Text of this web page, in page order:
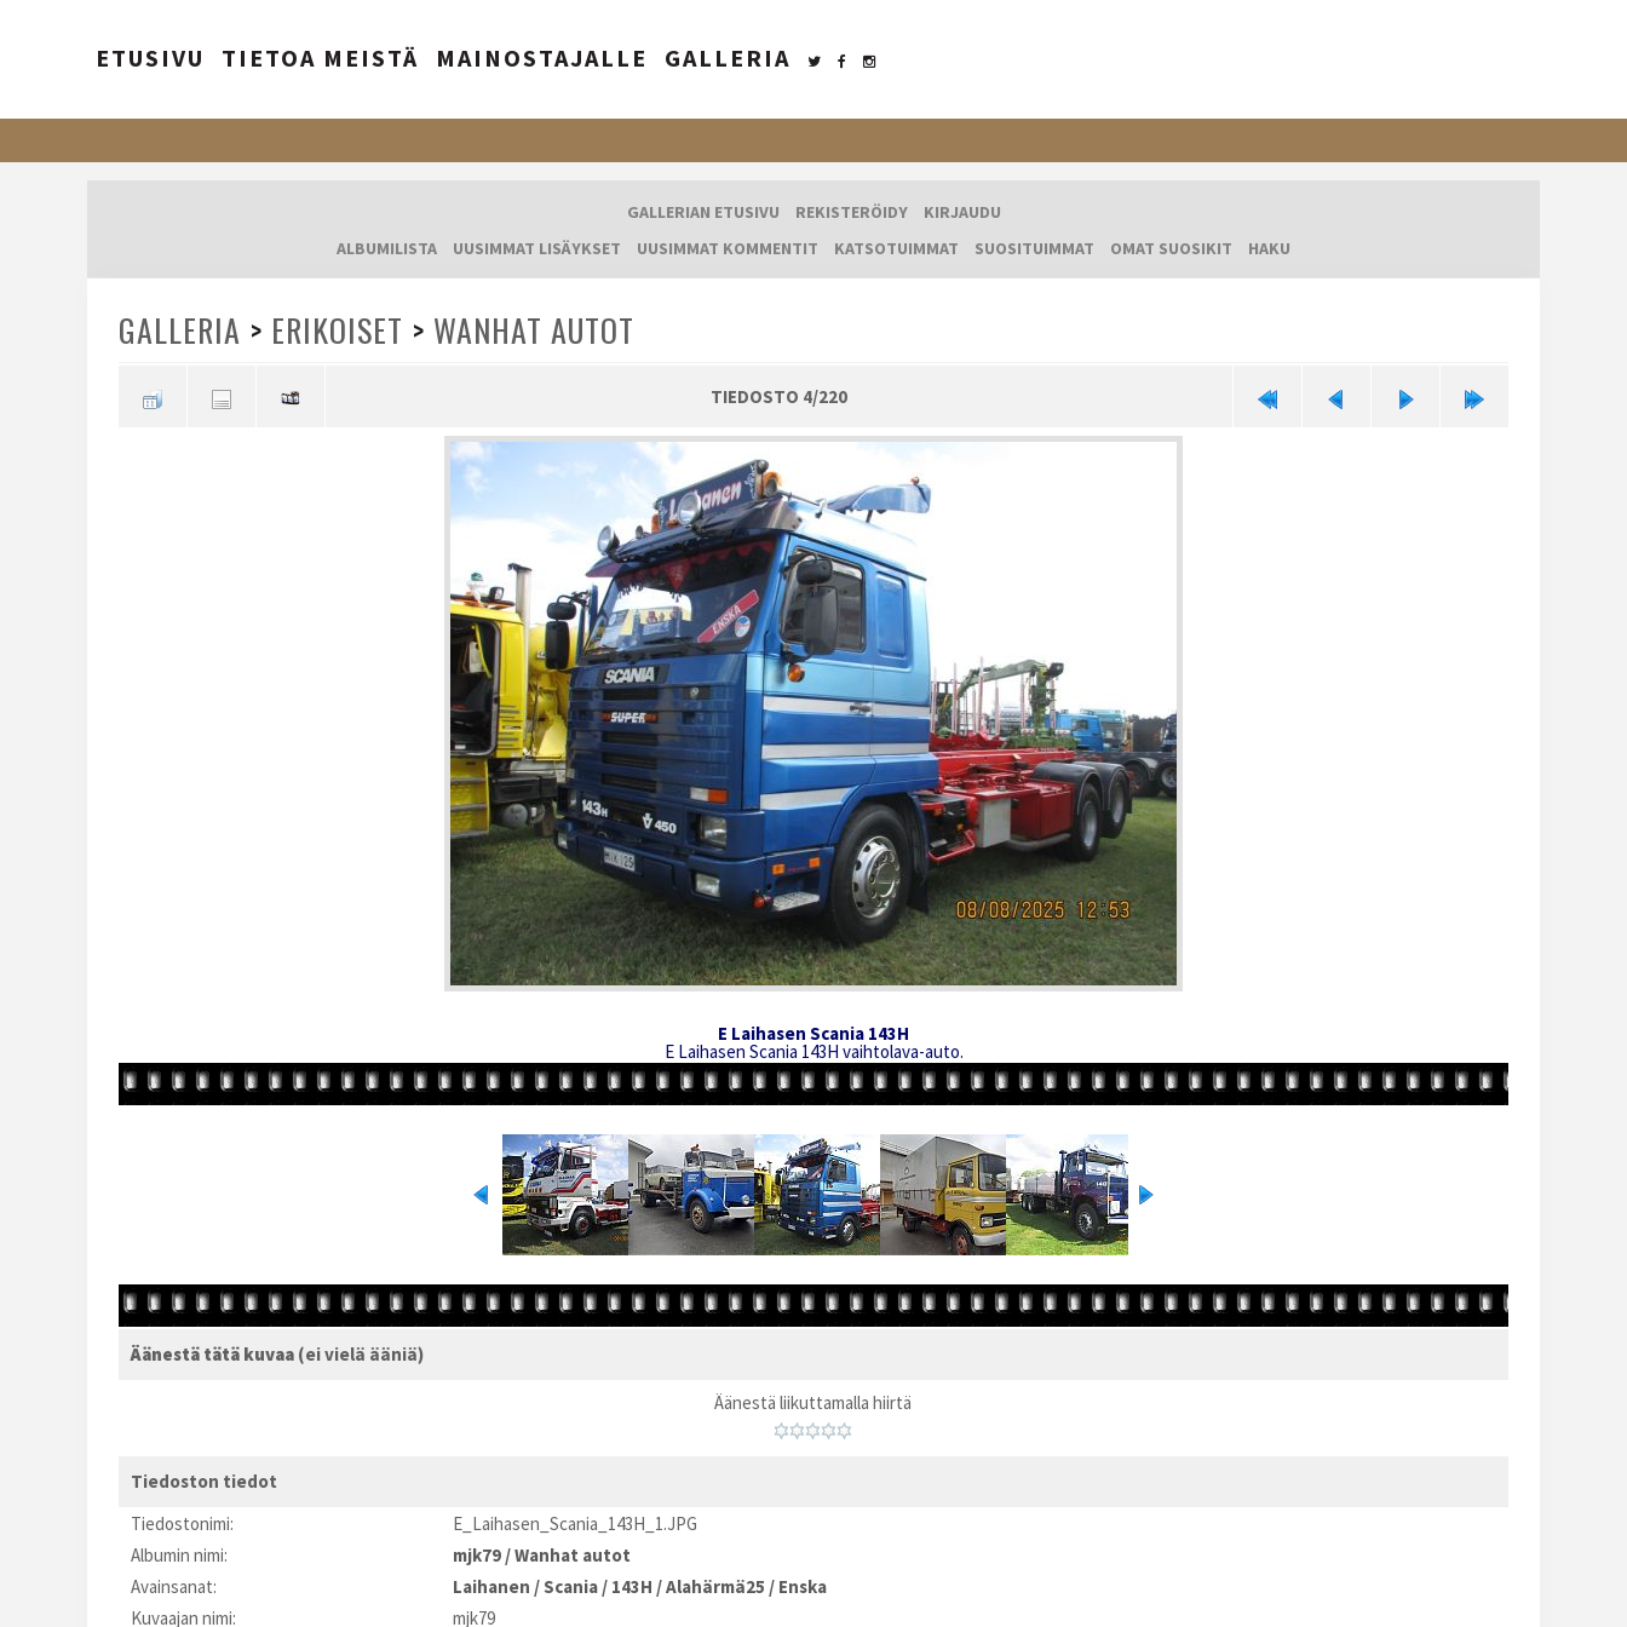
ETUSIVU TIETOA MEISTÄ MAINOSTAJALLE GALLERIA
GALLERIAN ETUSIVU REKISTERÖIDY
KIRJAUDU
ALBUMILISTA
UUSIMMAT LISÄYKSET UUSIMMAT KOMMENTIT KATSOTUIMMAT SUOSITUIMMAT OMAT SUOSIKIT HAKU
GALLERIA > ERIKOISET > WANHAT AUTOT
TIEDOSTO 4/220
E Laihasen Scania 143H
E Laihasen Scania 143H vaihtolava-auto.
Äänestä tätä kuvaa (ei vielä ääniä)
Äänestä liikuttamalla hiirtä
Tiedoston tiedot
Tiedostonimi:
E_Laihasen_Scania_143H_1.JPG
Albumin nimi:
mjk79 /Wanhat autot
Avainsanat:
Laihanen /Scania / 143H /Alahärmä25 / Enska
Kuvaajan nimi:
mjk79